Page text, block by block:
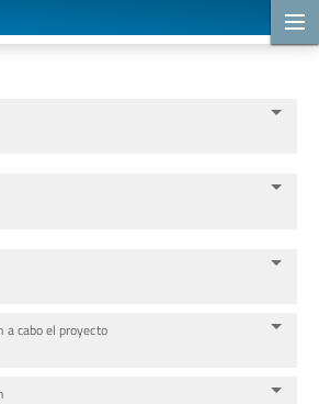
a cabo el proyecto